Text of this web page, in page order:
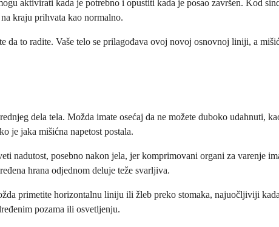
aktivirati kada je potrebno i opustiti kada je posao završen. Kod
kraju prihvata kao normalno.
da to radite. Vaše telo se prilagođava ovoj novoj osnovnoj liniji, a
dela tela. Možda imate osećaj da ne možete duboko udahnuti,
je jaka mišićna napetost postala.
nadutost, posebno nakon jela, jer komprimovani organi za varenje
hrana odjednom deluje teže svarljiva.
primetite horizontalnu liniju ili žleb preko stomaka, najuočljiviji
pozama ili osvetljenju.